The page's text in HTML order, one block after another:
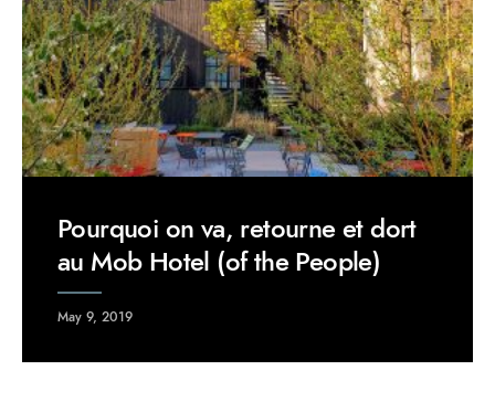
Pourquoi on va, retourne et dort
au Mob Hotel (of the People)
May 9, 2019